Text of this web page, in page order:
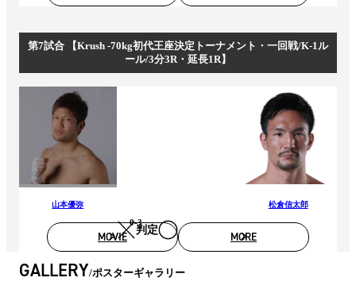
第7試合 【Krush -70kg初代王座決定トーナメント・一回戦/K-1ル
ール/3分3R・延長1R】
山本優弥
判定
0-3
松倉信太郎
MOVIE MORE
GALLERY ポスターギャラリー